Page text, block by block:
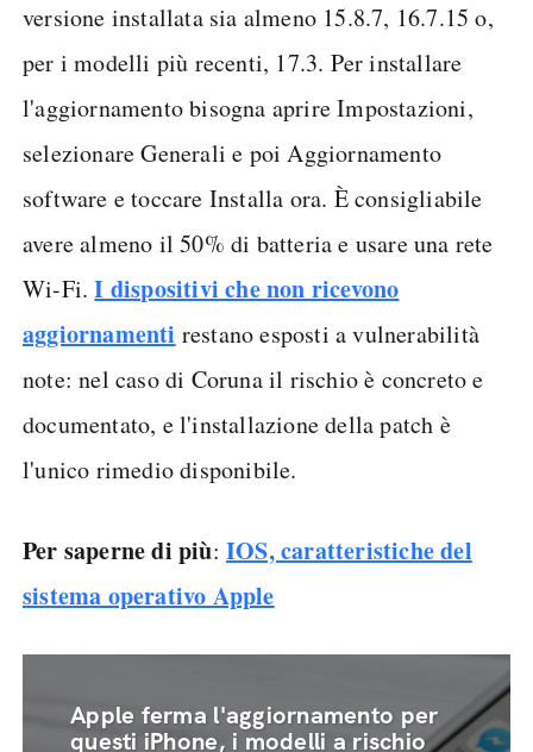
versione installata sia almeno 15.8.7, 16.7.15 o,
per i modelli più recenti, 17.3. Per installare
l'aggiornamento bisogna aprire Impostazioni,
selezionare Generali e poi Aggiornamento
software e toccare Installa ora. È consigliabile
avere almeno il 50% di batteria e usare una rete
Wi-Fi.I dispositivi che non ricevono
aggiornamenti restano esposti a vulnerabilità
note: nel caso di Coruna il rischio è concreto e
documentato, e l'installazione della patch è
l'unico rimedio disponibile.
Per saperne di più:IOS, caratteristiche del
sistema operativo Apple
Apple ferma l'aggiornamento per
questi iPhone, i modelli a rischio